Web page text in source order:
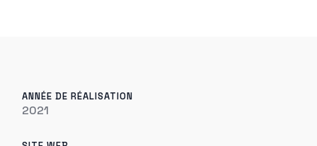
ANNÉE DE RÉALISATION
2021